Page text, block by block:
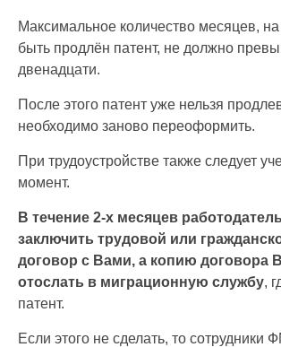
Максимальное количество месяцев,
быть продлён патент, не должно
двенадцати.
После этого патент уже нельзя
необходимо заново переоформить.
При трудоустройстве также следует
момент.
В течение 2-х месяцев
заключить трудовой или
договор с Вами, а копию договора
отослать в миграционную службу,
патент.
Если этого не сделать, то сотрудники